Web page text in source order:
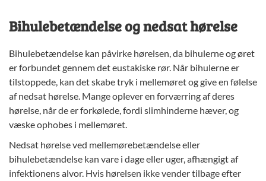
Bihulebetændelse og nedsat hørelse
Bihulebetændelse kan påvirke hørelsen, da bihulerne og øret
er forbundet gennem det eustakiske rør. Når bihulerne er
tilstoppede, kan det skabe tryk i mellemøret og give en følelse
af nedsat hørelse. Mange oplever en forværring af deres
hørelse, når de er forkølede, fordi slimhinderne hæver, og
væske ophobes i mellemøret.
Nedsat hørelse ved mellemørebetændelse eller
bihulebetændelse kan vare i dage eller uger, afhængigt af
infektionens alvor. Hvis hørelsen ikke vender tilbage efter